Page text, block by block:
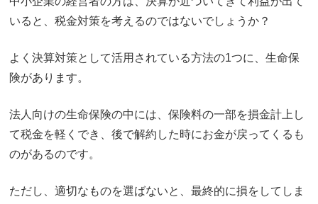
いると、税金対策を考えるのではないでしょうか？
よく決算対策として活用されている方法の1つに、生命保
険があります。
法人向けの生命保険の中には、保険料の一部を損金計上し
て税金を軽くでき、後で解約した時にお金が戻ってくるも
のがあるのです。
ただし、適切なものを選ばないと、最終的に損をしてしま